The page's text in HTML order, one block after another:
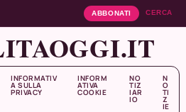
ABBONATI CERCA
INFORMATIV
A SULLA
PRIVACY
INFORM
ATIVA
COOKIE
NO
TIZ
IAR
IO
N
O
TI
Z
IE